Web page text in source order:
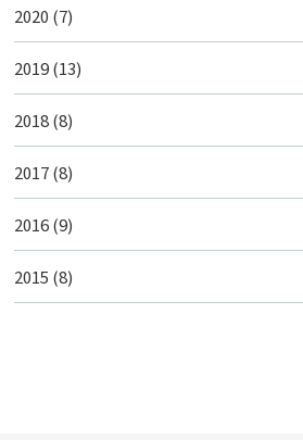
2020 (7)
2019(13)
2018(8)
2017(8)
2016(9)
2015 (8)